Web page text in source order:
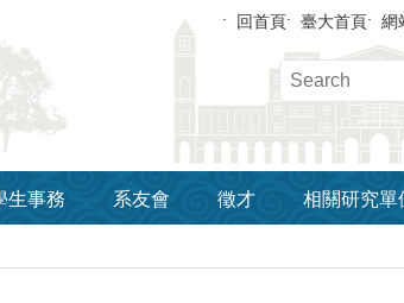
回首頁 臺大首頁 網
生事務 系友會 徵才 相關研究單